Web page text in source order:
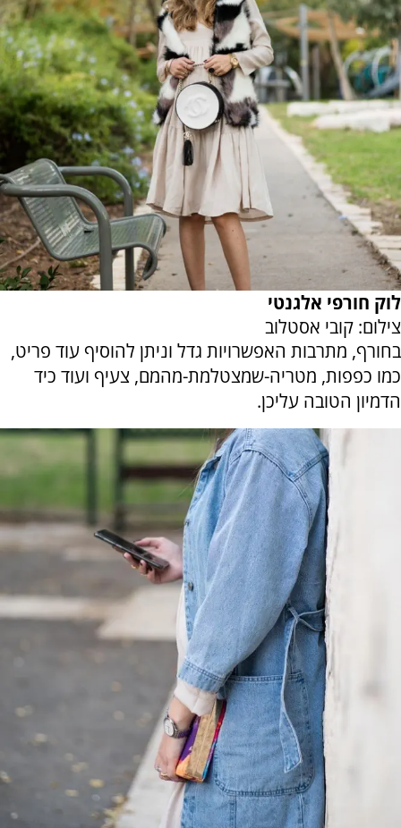
לוק חורפי אלגנטי
צילום: קובי אסטלוב
בחורף, מתרבות האפשרויות גדל וניתן להוסיף עוד פריט,
כמו כפפות, מטריה-שמצטלמת-מהמם, צעיף ועוד כיד
הדמיון הטובה עליכן.